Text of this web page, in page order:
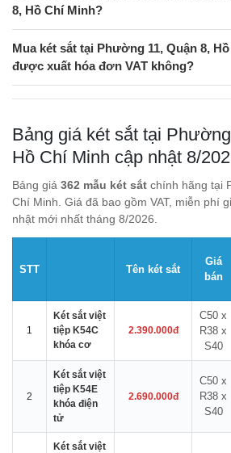
8, Hồ Chí Minh?
Mua két sắt tại Phường 11, Quận 8,
được xuất hóa đơn VAT không?
Bảng giá két sắt tại
Hồ Chí Minh cập nhật 8/
Bảng giá 362 mẫu két sắt chính hãng tại
Chí Minh. Giá đã bao gồm VAT, miễn phí
nhật mới nhất tháng 8/2026.
STT Tên két sắt
Giá
bán
1
Két sắt việt
tiệp K54C
khóa cơ
2.390.000đ
C50 x
R38 x
S40
2
Két sắt việt
tiệp K54E
khóa điện
tử
2.690.000đ
C50 x
R38 x
S40
Két sắt việt